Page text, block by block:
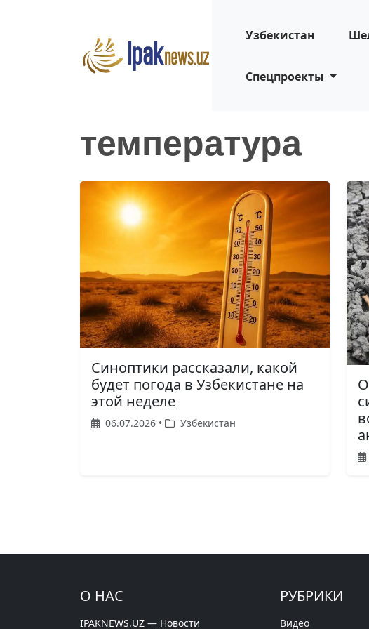
Узбекистан
Спецпроекты
температура
Синоптики рассказали, какой
будет погода в Узбекистане на
этой неделе
06.07.2026 • Узбекистан
О НАС
IPAKNEWS.UZ — Новости
РУБРИКИ
Видео